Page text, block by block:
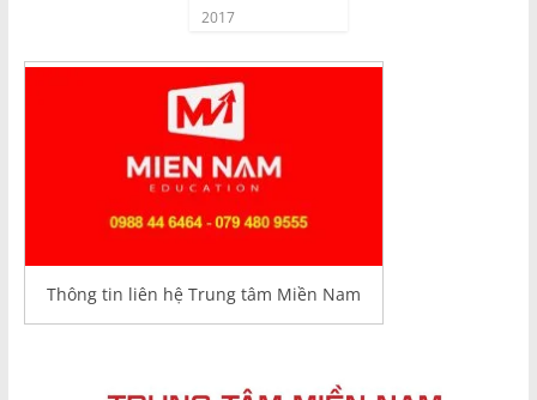
2017
Thông tin liên hệ Trung tâm Miền Nam